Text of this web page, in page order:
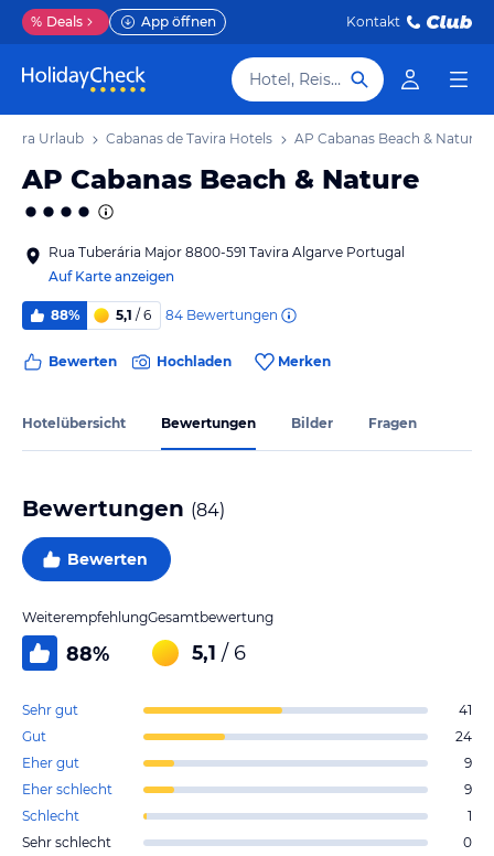
% Deals App öffnen Kontakt
Hotel, Reiseziel
Urlaub Cabanas de Tavira Hotels AP Cabanas Beach & Nature
AP Cabanas Beach & Nature
Rua Tuberária Major 8800-591 Tavira Algarve Portugal
Auf Karte anzeigen
88% 5,1 / 6 84 Bewertungen
Bewerten Hochladen Merken
Hotelübersicht Bewertungen Bilder Fragen
Bewertungen (84)
Bewerten
Weiterempfehlung
88%
Gesamtbewertung
5,1 / 6
Sehr gut
41
Gut
24
Eher gut
9
Eher schlecht
9
Schlecht
1
Sehr schlecht
0